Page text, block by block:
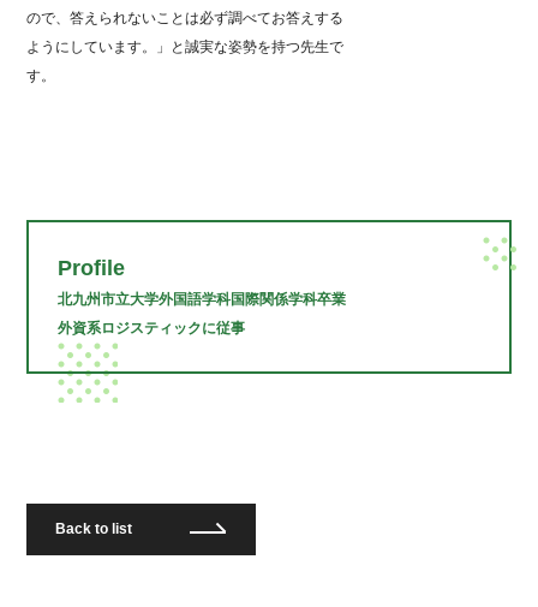
ので、答えられないことは必ず調べてお答えする
ようにしています。」と誠実な姿勢を持つ先生で
す。
Profile
北九州市立大学外国語学科国際関係学科卒業
外資系ロジスティックに従事
Back to list